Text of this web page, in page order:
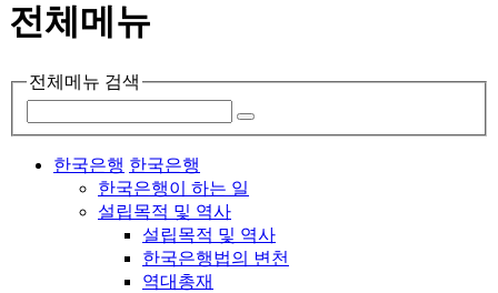
전체메뉴
전체메뉴 검색
한국은행 한국은행
한국은행이 하는 일
설립목적 및 역사
설립목적 및 역사
한국은행법의 변천
역대총재